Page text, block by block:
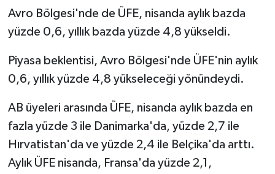
Avro Bölgesi'nde de ÜFE, nisanda aylık bazda
yüzde 0,6, yıllık bazda yüzde 4,8 yükseldi.
Piyasa beklentisi, Avro Bölgesi'nde ÜFE'nin aylık
0,6, yıllık yüzde 4,8 yükseleceği yönündeydi.
AB üyeleri arasında ÜFE, nisanda aylık bazda en
fazla yüzde 3 ile Danimarka'da, yüzde 2,7 ile
Hırvatistan'da ve yüzde 2,4 ile Belçika'da arttı.
Aylık ÜFE nisanda, Fransa'da yüzde 2,1,